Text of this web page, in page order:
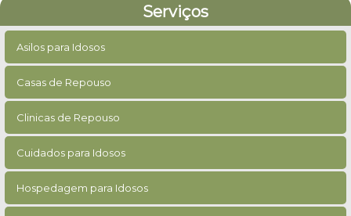
Serviços
Asilos para Idosos
Casas de Repouso
Clinicas de Repouso
Cuidados para Idosos
Hospedagem para Idosos